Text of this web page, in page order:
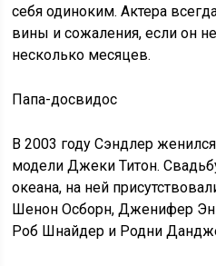
себя одиноким. Актера
вины и сожаления, если он
несколько месяцев.
Папа-досвидос
В 2003 году Сэндлер
модели Джеки Титон.
океана, на ней
Шенон Осборн, Дженифер
Роб Шнайдер и Родни